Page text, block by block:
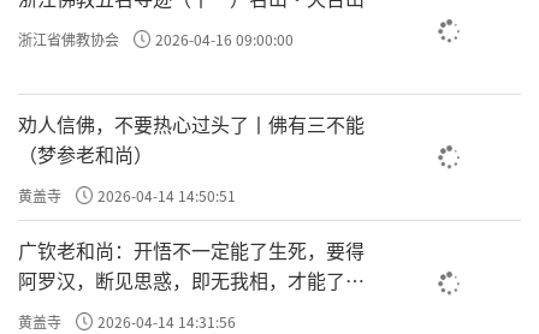
浙江省佛教协会 2026-04-16 09:00:00
劝人信佛，不要热心过头了丨佛有三不能
（梦参老和尚）
黄盖寺 2026-04-14 14:50:51
广钦老和尚：开悟不一定能了生死，要得
阿罗汉，断见思惑，即无我相，才能了生
死
黄盖寺 2026-04-14 14:31:56